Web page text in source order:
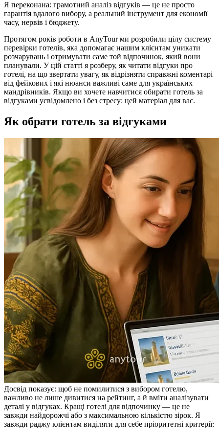
Я переконана: грамотний аналіз відгуків — це не просто
гарантія вдалого вибору, а реальний інструмент для економії
часу, нервів і бюджету.
Протягом років роботи в AnyTour ми розробили цілу систему
перевірки готелів, яка допомагає нашим клієнтам уникати
розчарувань і отримувати саме той відпочинок, який вони
планували. У цій статті я розберу, як читати відгуки про
готелі, на що звертати увагу, як відрізняти справжні коментарі
від фейкових і які нюанси важливі саме для українських
мандрівників. Якщо ви хочете навчитися обирати готель за
відгуками усвідомлено і без стресу: цей матеріал для вас.
Як обрати готель за відгуками
Досвід показує: щоб не помилитися з вибором готелю,
важливо не лише дивитися на рейтинг, а й вміти аналізувати
деталі у відгуках. Кращі готелі для відпочинку — це не
завжди найдорожчі або з максимальною кількістю зірок. Я
завжди раджу клієнтам виділяти для себе пріоритетні критерії: